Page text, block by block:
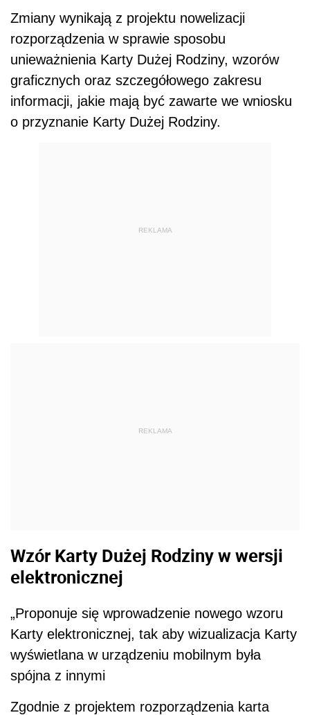
Zmiany wynikają z projektu nowelizacji
rozporządzenia w sprawie sposobu
unieważnienia Karty Dużej Rodziny, wzorów
graficznych oraz szczegółowego zakresu
informacji, jakie mają być zawarte we wniosku
o przyznanie Karty Dużej Rodziny.
REKLAMA
REKLAMA
Wzór Karty Dużej Rodziny w wersji
elektronicznej
„Proponuje się wprowadzenie nowego wzoru
Karty elektronicznej, tak aby wizualizacja Karty
wyświetlana w urządzeniu mobilnym była
spójna z innymi
Zgodnie z projektem rozporządzenia karta